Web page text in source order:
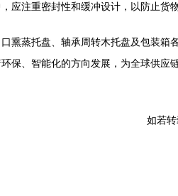
应注重密封性和缓冲设计，以防止货
熏蒸托盘、轴承周转木托盘及包装
保、智能化的方向发展，为全球供应
如若